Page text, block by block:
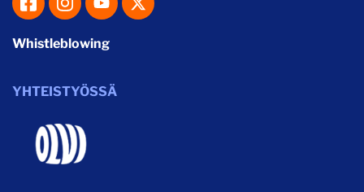
Whistleblowing
YHTEISTYÖSSÄ